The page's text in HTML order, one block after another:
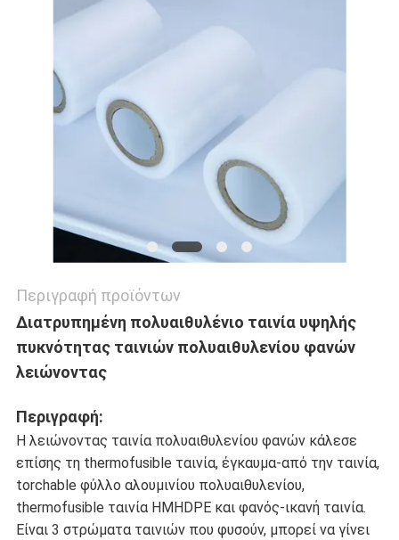
SITEMAP
ΠΟΛΙΤΙΚΉ
ΜΥΣΤΙΚΌΤΗΤΑΣ
Περιγραφή προϊόντων
Διατρυπημένη πολυαιθυλένιο ταινία υψηλής
πυκνότητας ταινιών πολυαιθυλενίου φανών
λειώνοντας
Περιγραφή:
Η λειώνοντας ταινία πολυαιθυλενίου φανών κάλεσε
επίσης τη thermofusible ταινία, έγκαυμα-από την ταινία,
torchable φύλλο αλουμινίου πολυαιθυλενίου,
thermofusible ταινία HMHDPE και φανός-ικανή ταινία.
Είναι 3 στρώματα ταινιών που φυσούν, μπορεί να γίνει